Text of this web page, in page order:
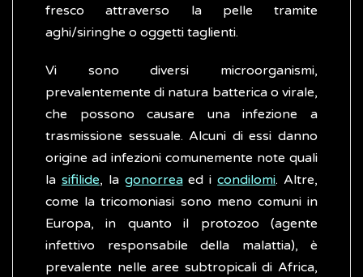
fresco attraverso la pelle tramite
aghi/siringhe o oggetti taglienti.
Vi sono diversi microorganismi,
prevalentemente di natura batterica o virale,
che possono causare una infezione a
trasmissione sessuale. Alcuni di essi danno
origine ad infezioni comunemente note quali
la sifilide, la gonorreaed icondilomi. Altre,
come la tricomoniasi sono meno comuni in
Europa, in quanto il protozoo (agente
infettivo responsabile della malattia), è
prevalente nelle aree subtropicali di Africa,